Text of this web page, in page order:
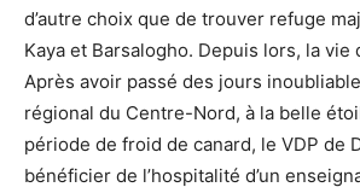
d’autre choix que de trouver refuge
Kaya et Barsalogho. Depuis lors, la vie
Après avoir passé des jours
régional du Centre-Nord, à la belle
période de froid de canard, le VDP de
bénéficier de l’hospitalité d’un